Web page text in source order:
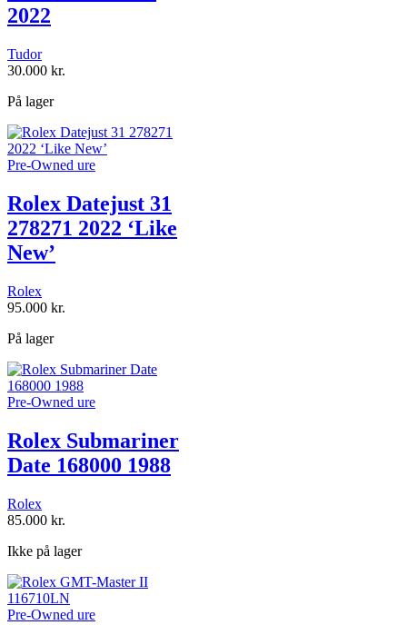
2022
Tudor
30.000 kr.
På lager
Pre-Owned ure
Rolex Datejust 31
278271 2022 ‘Like
New’
Rolex
95.000 kr.
På lager
Pre-Owned ure
Rolex Submariner
Date 168000 1988
Rolex
85.000 kr.
Ikke på lager
Pre-Owned ure